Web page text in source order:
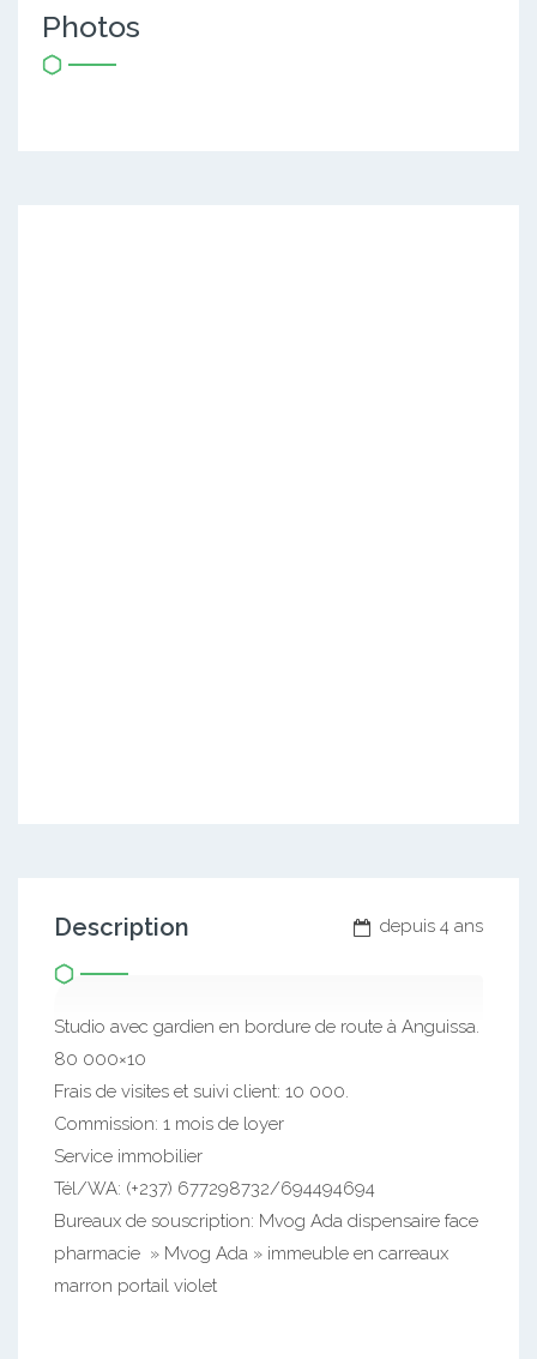
Photos
depuis 4 ans
Description
Studio avec gardien en bordure de route à Anguissa.
80 000×10
Frais de visites et suivi client: 10 000.
Commission: 1 mois de loyer
Service immobilier
Tél/WA: (+237) 677298732/694494694
Bureaux de souscription: Mvog Ada dispensaire face
pharmacie » Mvog Ada » immeuble en carreaux
marron portail violet